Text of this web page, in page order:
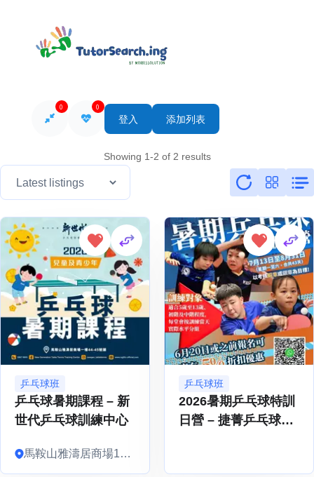
0 0
登入 添加列表
Showing 1-2 of 2 results
乒乓球班
乒乓球暑期課程 – 新
世代乒乓球訓練中心
馬鞍山雅濤居商場1樓
乒乓球班
2026暑期乒乓球特訓
日營 – 捷菁乒乓球體